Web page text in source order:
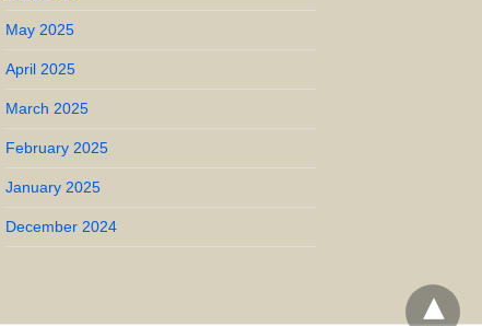
May 2025
April 2025
March 2025
February 2025
January 2025
December 2024